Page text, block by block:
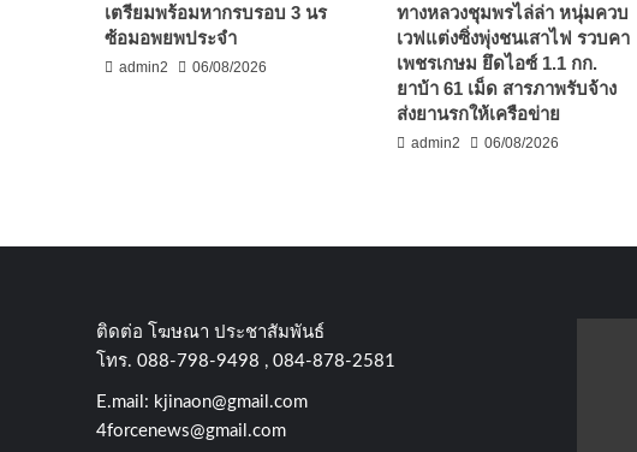
เตรียมพร้อมหากรบรอบ 3 นร
ซ้อมอพยพประจำ
admin2 06/08/2026
ทางหลวงชุมพรไล่ล่า หนุ่มควบ
เวฟแต่งซิ่งพุ่งชนเสาไฟ รวบคา
เพชรเกษม ยึดไอซ์ 1.1 กก.
ยาบ้า 61 เม็ด สารภาพรับจ้าง
ส่งยานรกให้เครือข่าย
admin2 06/08/2026
ติดต่อ​ โฆษณา​ ประชาสัมพันธ์
โทร​. 088-798-9498 , 084-878-2581
E.mail: kjinaon@gmail.com
4forcenews@gmail.com